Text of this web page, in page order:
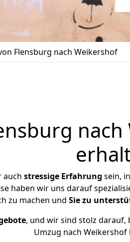
Flensburg nach Weikershof
auch stressige Erfahrung sein,
haben wir uns darauf
zu machen und Sie zu
, und wir sind stolz
Umzug nach